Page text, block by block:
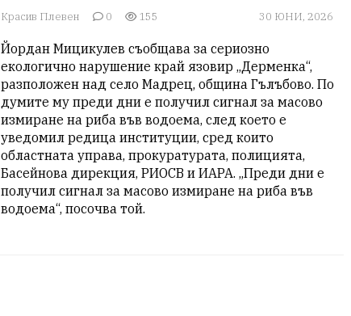
Красив Плевен 0 155 30 ЮНИ, 2026
Йордан Мицикулев съобщава за сериозно
екологично нарушение край язовир „Дерменка“,
разположен над село Мадрец, община Гълъбово. По
думите му преди дни е получил сигнал за масово
измиране на риба във водоема, след което е
уведомил редица институции, сред които
областната управа, прокуратурата, полицията,
Басейнова дирекция, РИОСВ и ИАРА. „Преди дни е
получил сигнал за масово измиране на риба във
водоема“, посочва той.